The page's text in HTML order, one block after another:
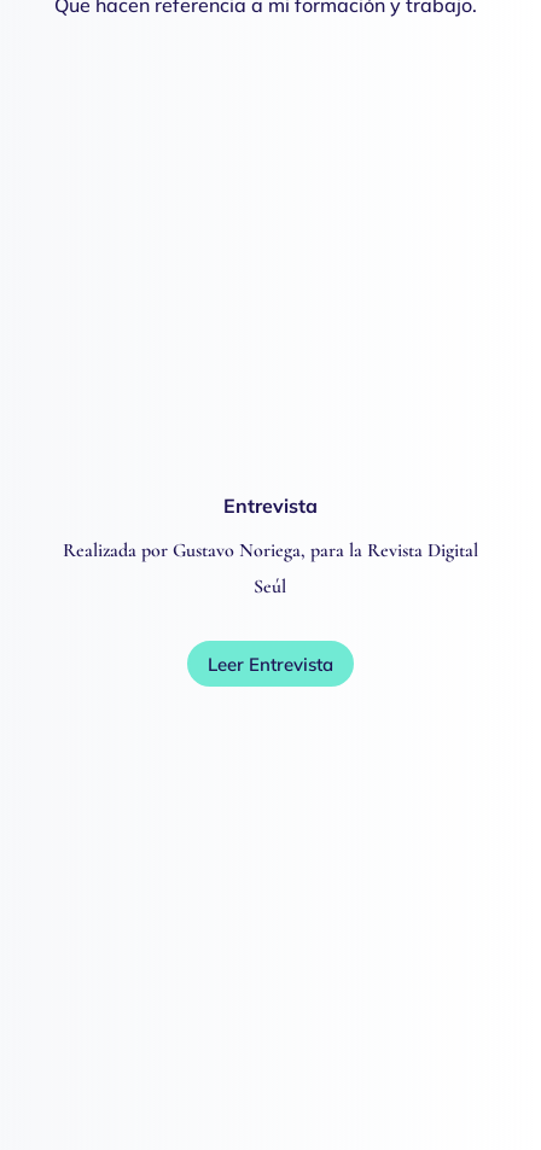
Que hacen referencia a mi formación y trabajo.
Entrevista
Realizada por Gustavo Noriega, para la Revista Digital
Seúl
Leer Entrevista